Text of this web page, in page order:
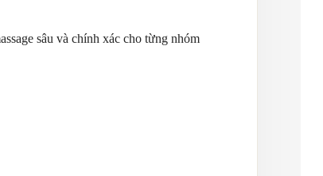
sâu và chính xác cho từng nhóm